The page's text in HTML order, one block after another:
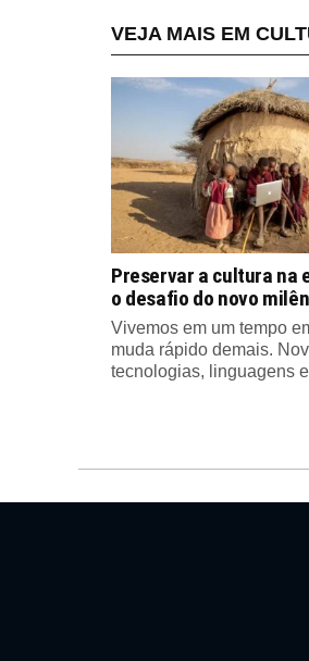
VEJA MAIS EM
Preservar a cultura na
o desafio do novo
Vivemos em um tempo
muda rápido demais.
tecnologias, linguagens